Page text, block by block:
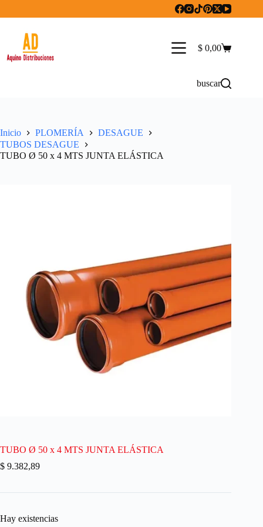
Carro
$ 0,00
buscar
Inicio PLOMERÍA
DESAGUE
TUBOS DESAGUE
TUBO Ø 50 x 4 MTS JUNTA ELÁSTICA
TUBO Ø 50 x 4 MTS JUNTA ELÁSTICA
$ 9.382,89
Hay existencias